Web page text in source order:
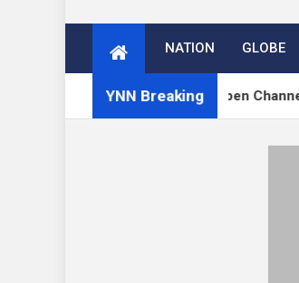
NATION GLOBE
YNN Breaking
Open Channels FM: